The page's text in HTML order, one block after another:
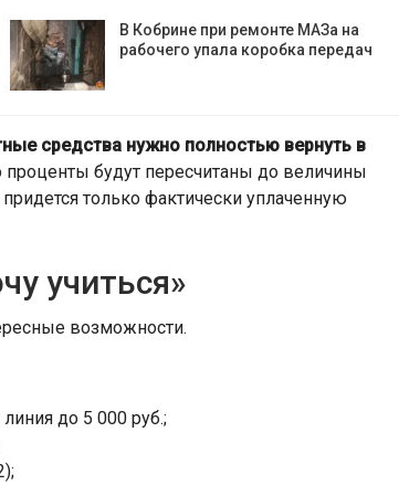
В Кобрине при ремонте МАЗа на
рабочего упала коробка передач
средства нужно полностью вернуть в
будут пересчитаны до величины
только фактически уплаченную
учиться»
возможности.
до 5 000 руб.;